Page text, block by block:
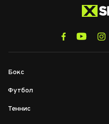
Бокс
Футбол
Теннис